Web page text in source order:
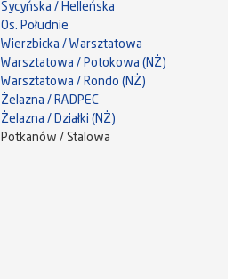
Sycyńska / Helleńska
Os. Południe
Wierzbicka / Warsztatowa
Warsztatowa / Potokowa (NŻ)
Warsztatowa / Rondo (NŻ)
Żelazna / RADPEC
Żelazna / Działki (NŻ)
Potkanów / Stalowa